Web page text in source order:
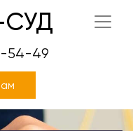
54-49